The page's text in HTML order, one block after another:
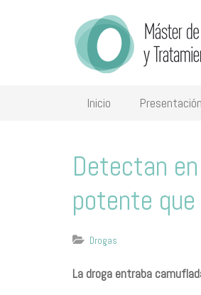
Inicio Presentación
Detectan
potente
Drogas
La droga entraba